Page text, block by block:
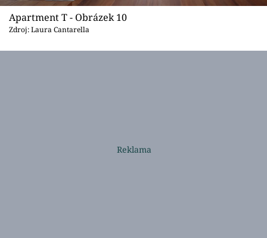
Apartment T - Obrázek 10
Zdroj: Laura Cantarella